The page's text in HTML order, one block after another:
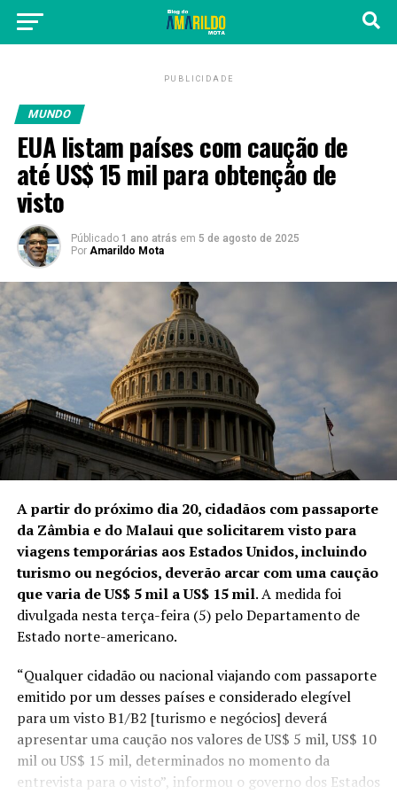
PUBLICIDADE
MUNDO
EUA listam países com caução de
até US$ 15 mil para obtenção de
visto
Públicado 1 ano atrás em 5 de agosto de 2025
Por Amarildo Mota
A partir do próximo dia 20, cidadãos com passaporte
da Zâmbia e do Malaui que solicitarem visto para
viagens temporárias aos Estados Unidos, incluindo
turismo ou negócios, deverão arcar com uma caução
que varia de US$ 5 mil a US$ 15 mil.A medida foi
divulgada nesta terça-feira (5) pelo Departamento de
Estado norte-americano.
“Qualquer cidadão ou nacional viajando com passaporte
emitido por um desses países e considerado elegível
para um visto B1/B2 [turismo e negócios] deverá
apresentar uma caução nos valores de US$ 5 mil, US$ 10
mil ou US$ 15 mil, determinados no momento da
entrevista para o visto”, informou o governo dos Estados